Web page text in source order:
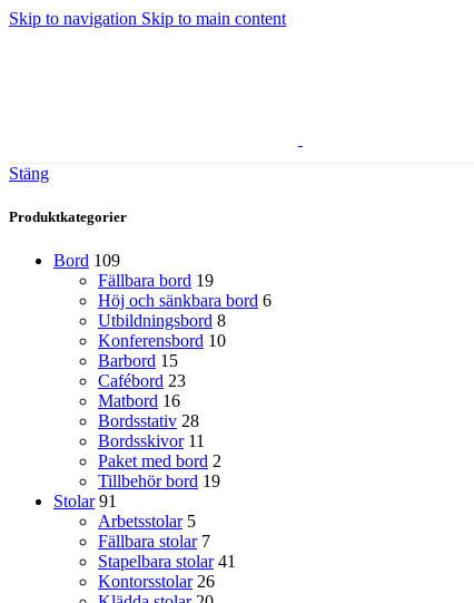
Skip to navigation Skip to main content
Stäng
Produktkategorier
Bord 109
Fällbara bord 19
Höj och sänkbara bord 6
Utbildningsbord 8
Konferensbord 10
Barbord 15
Cafébord 23
Matbord 16
Bordsstativ 28
Bordsskivor 11
Paket med bord 2
Tillbehör bord 19
Stolar 91
Arbetsstolar 5
Fällbara stolar 7
Stapelbara stolar 41
Kontorsstolar 26